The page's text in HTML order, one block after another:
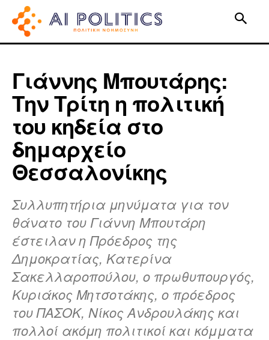
Γιάννης Μπουτάρης:
Την Τρίτη η πολιτική
του κηδεία στο
δημαρχείο
Θεσσαλονίκης
Συλλυπητήρια μηνύματα για τον
θάνατο του Γιάννη Μπουτάρη
έστειλαν η Πρόεδρος της
Δημοκρατίας, Κατερίνα
Σακελλαροπούλου, ο πρωθυπουργός,
Κυριάκος Μητσοτάκης, ο πρόεδρος
του ΠΑΣΟΚ, Νίκος Ανδρουλάκης και
πολλοί ακόμη πολιτικοί και κόμματα